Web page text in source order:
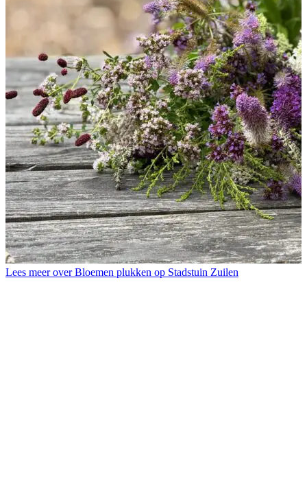
Lees meer over Bloemen plukken op Stadstuin Zuilen